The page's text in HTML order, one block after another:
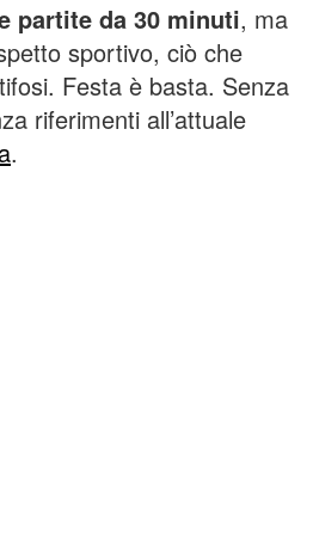
partite da 30 minuti, ma
sportivo, ciò che
Festa è basta. Senza
riferimenti all’attuale
.